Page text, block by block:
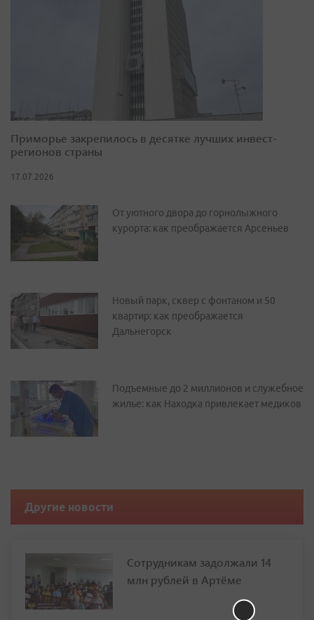
Приморье закрепилось в десятке лучших инвест-
регионов страны
17.07.2026
От уютного двора до горнолыжного
курорта: как преображается Арсеньев
Новый парк, сквер с фонтаном и 50
квартир: как преображается
Дальнегорск
Подъемные до 2 миллионов и служебное
жилье: как Находка привлекает медиков
Другие новости
Сотрудникам задолжали 14
млн рублей в Артёме